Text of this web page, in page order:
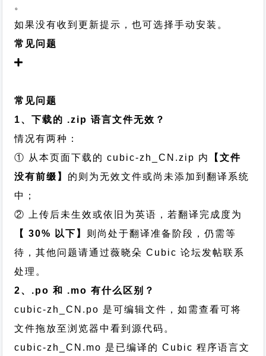
。
如果没有收到更新提示，也可选择手动安装。
常见问题
常见问题
1、下载的 .zip 语言文件无效？
情况有两种：
① 从本页面下载的 cubic-zh_CN.zip 内
【文件
没有前缀】 的则为无效文件或尚未添加到翻译系统
中；
② 上传后未生效或依旧为英语，若翻译完成度为
【 30% 以下】 则尚处于翻译准备阶段，仍需等
待，其他问题请通过薇晓朵 Cubic 论坛发帖联系
处理。
2、.po 和 .mo 有什么区别？
cubic-zh_CN.po 是可编辑文件，如需查看可将
文件拖放至浏览器中看到源代码。
cubic-zh_CN.mo 是已编译的 Cubic 程序语言文